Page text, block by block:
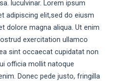
luculvinar. Lorem ipsum
adipiscing elit,sed do eiusm
dolore magna aliqua. Ut enim
exercitation ullamco
sint occaecat cupidatat non
officia mollit natoque
Donec pede justo, fringilla